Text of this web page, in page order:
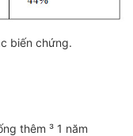
biến chứng.
³ 1 năm